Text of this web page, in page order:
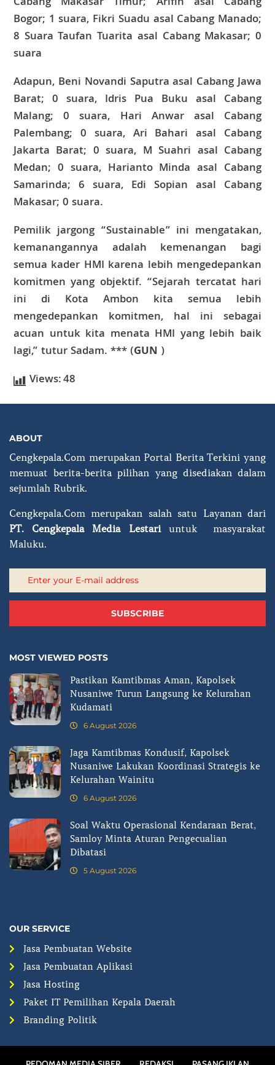
Bogor; 1 suara, Fikri Suadu asal Cabang Manado;
8 Suara Taufan Tuarita asal Cabang Makasar; 0
suara
Adapun, Beni Novandi Saputra asal Cabang Jawa
Barat; 0 suara, Idris Pua Buku asal Cabang
Malang; 0 suara, Hari Anwar asal Cabang
Palembang; 0 suara, Ari Bahari asal Cabang
Jakarta Barat; 0 suara, M Suahri asal Cabang
Medan; 0 suara, Harianto Minda asal Cabang
Samarinda; 6 suara, Edi Sopian asal Cabang
Makasar; 0 suara.
Pemilik jargong “Sustainable” ini mengatakan,
kemanangannya adalah kemenangan bagi
semua kader HMI karena lebih mengedepankan
komitmen yang objektif. “Sejarah tercatat hari
ini di Kota Ambon kita semua lebih
mengedepankan komitmen, hal ini sebagai
acuan untuk kita menata HMI yang lebih baik
lagi,” tutur Sadam. *** (GUN )
Views:48
ABOUT
Cengkepala.Com merupakan Portal Berita Terkini yang
memuat berita-berita pilihan yang disediakan dalam
sejumlah Rubrik.
Cengkepala.Com merupakan salah satu Layanan dari
PT.
Cengkepala Media Lestari untuk masyarakat
Maluku.
SUBSCRIBE
MOST VIEWED POSTS
Pastikan Kamtibmas Aman, Kapolsek
Nusaniwe Turun Langsung ke Kelurahan
Kudamati
6 August 2026
Jaga Kamtibmas Kondusif, Kapolsek
Nusaniwe Lakukan Koordinasi Strategis ke
Kelurahan Wainitu
6 August 2026
Soal Waktu Operasional Kendaraan Berat,
Samloy Minta Aturan Pengecualian
Dibatasi
5 August 2026
OUR SERVICE
Jasa Pembuatan Website
Jasa Pembuatan Aplikasi
Jasa Hosting
Paket IT Pemilihan Kepala Daerah
Branding Politik